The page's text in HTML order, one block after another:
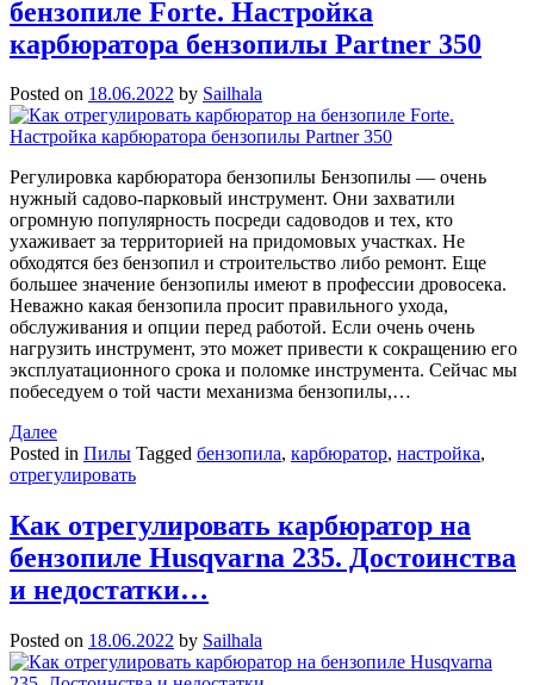
бензопиле Forte. Настройка
карбюратора бензопилы Partner 350
Posted on 18.06.2022 by Sailhala
Регулировка карбюратора бензопилы Бензопилы — очень
нужный садово-парковый инструмент. Они захватили
огромную популярность посреди садоводов и тех, кто
ухаживает за территорией на придомовых участках. Не
обходятся без бензопил и строительство либо ремонт. Еще
большее значение бензопилы имеют в профессии дровосека.
Неважно какая бензопила просит правильного ухода,
обслуживания и опции перед работой. Если очень очень
нагрузить инструмент, это может привести к сокращению его
эксплуатационного срока и поломке инструмента. Сейчас мы
побеседуем о той части механизма бензопилы,…
Далее
Posted in Пилы Tagged бензопила, карбюратор, настройка,
отрегулировать
Как отрегулировать карбюратор на
бензопиле Husqvarna 235. Достоинства
и недостатки…
Posted on 18.06.2022 by Sailhala